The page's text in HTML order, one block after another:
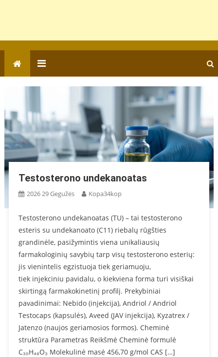
Testosterono undekanoatas
2026 29 Gegužės Kopa34kop
Testosterono undekanoatas (TU) – tai testosterono
esteris su undekanoato (C11) riebalų rūgšties
grandinėle, pasižymintis viena unikaliausių
farmakologinių savybių tarp visų testosterono esterių:
jis vienintelis egzistuoja tiek geriamuoju,
tiek injekciniu pavidalu, o kiekviena forma turi visiškai
skirtingą farmakokinetinį profilį. Prekybiniai
pavadinimai: Nebido (injekcija), Andriol / Andriol
Testocaps (kapsulės), Aveed (JAV injekcija), Kyzatrex /
Jatenzo (naujos geriamosios formos). Cheminė
struktūra Parametras Reikšmė Cheminė formulė
C₃₀H₄₈O₃ Molekulinė masė 456,70 g/mol CAS […]